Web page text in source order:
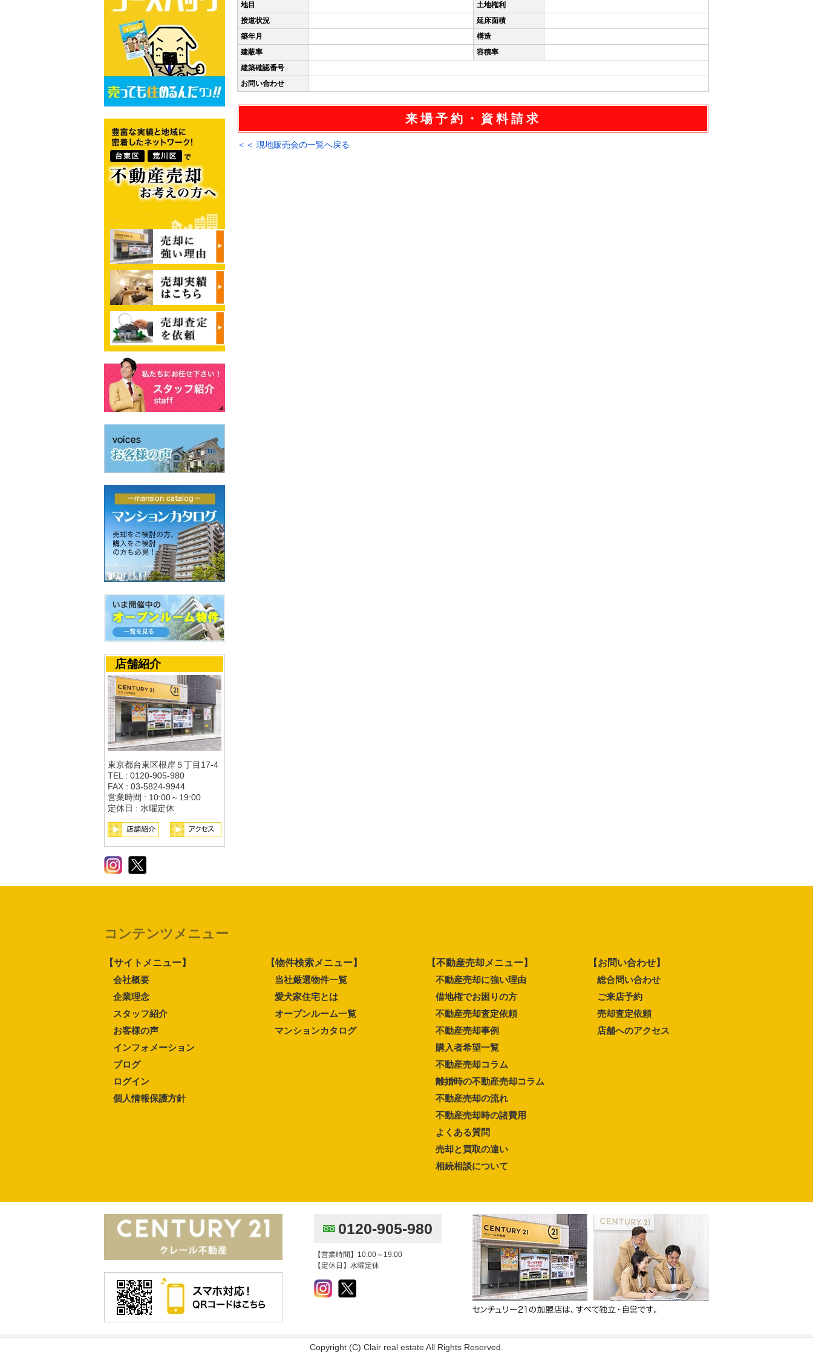
地目
土地権利
接道状況
延床面積
築年月
構造
建蔽率
容積率
建築確認番号
お問い合わせ
来場予約・資料請求
＜＜ 現地販売会の一覧へ戻る
店舗紹介
東京都台東区根岸５丁目17-4
TEL : 0120-905-980
FAX : 03-5824-9944
営業時間 : 10:00～19:00
定休日 : 水曜定休
コンテンツメニュー
【サイトメニュー】
会社概要
企業理念
スタッフ紹介
お客様の声
インフォメーション
ブログ
ログイン
個人情報保護方針
【物件検索メニュー】
当社厳選物件一覧
愛犬家住宅とは
オープンルーム一覧
マンションカタログ
【不動産売却メニュー】
不動産売却に強い理由
借地権でお困りの方
不動産売却査定依頼
不動産売却事例
購入者希望一覧
不動産売却コラム
離婚時の不動産売却コラム
不動産売却の流れ
不動産売却時の諸費用
よくある質問
売却と買取の違い
相続相談について
【お問い合わせ】
総合問い合わせ
ご来店予約
売却査定依頼
店舗へのアクセス
0120-905-980
【営業時間】10:00～19:00
【定休日】水曜定休
Copyright (C) Clair real estate All Rights Reserved.